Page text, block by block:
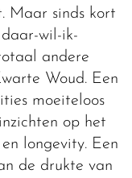
Maar sinds kort
wil-ik-
andere
Woud. Een
moeiteloos
op het
longevity. Een
de drukte van